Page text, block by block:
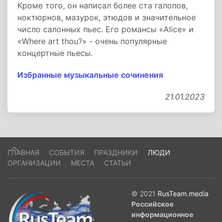
Кроме того, он написал более ста галопов,
ноктюрнов, мазурок, этюдов и значительное
число салонных пьес. Его романсы «Alice» и
«Where art thou?» - очень популярные
концертные пьесы.
Избранные музыкальные сочинения
21.01.2023
ГЛАВНАЯ СОБЫТИЯ ПРАЗДНИКИ
ЛЮДИ
ОРГАНИЗАЦИИ
МЕСТА СТАТЬИ
© 2021 RusTeam.media
Российское
информационное